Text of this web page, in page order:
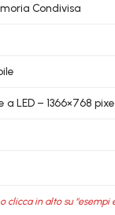
Condivisa
LED – 1366×768
in alto su “esempi